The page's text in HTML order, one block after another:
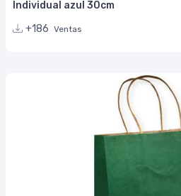
Individual azul 30cm
+186 Ventas